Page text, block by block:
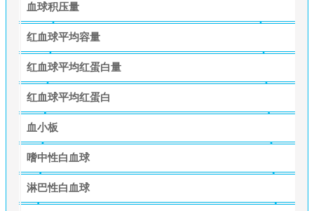
血球积压量
红血球平均容量
红血球平均红蛋白量
红血球平均红蛋白
血小板
嗜中性白血球
淋巴性白血球